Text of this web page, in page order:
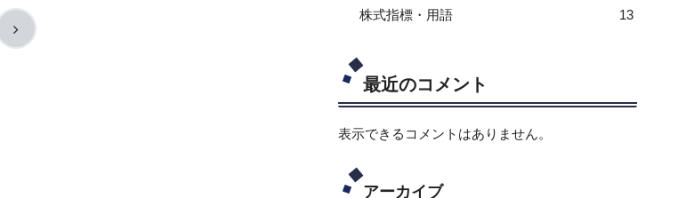
次
株式指標・用語 13
最近のコメント
表示できるコメントはありません。
アーカイブ